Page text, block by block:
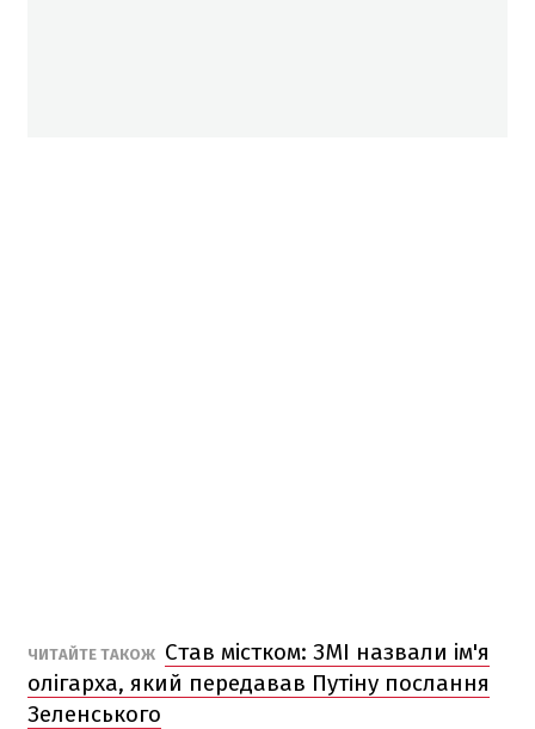
ЧИТАЙТЕ ТАКОЖ Став містком: ЗМІ назвали ім'я
олігарха, який передавав Путіну послання
Зеленського